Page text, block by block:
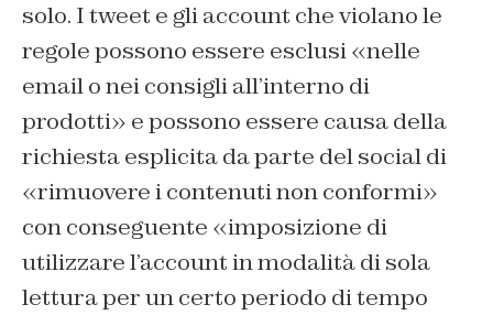
solo. I tweet e gli account che violano le
regole possono essere esclusi «nelle
email o nei consigli all’interno di
prodotti» e possono essere causa della
richiesta esplicita da parte del social di
«rimuovere i contenuti non conformi»
con conseguente «imposizione di
utilizzare l’account in modalità di sola
lettura per un certo periodo di tempo